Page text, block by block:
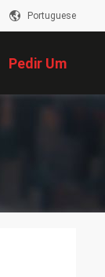
Portuguese
Pedir Um
Orçamento